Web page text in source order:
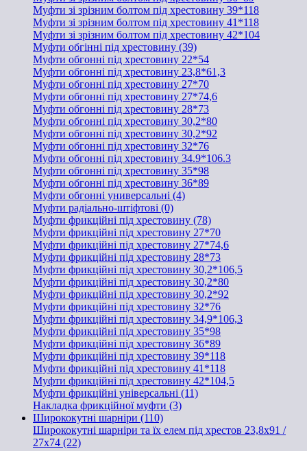
Муфти зі зрізним болтом під хрестовину 39*118
Муфти зі зрізним болтом під хрестовину 41*118
Муфти зі зрізним болтом під хрестовину 42*104
Муфти обгінні під хрестовину (39)
Муфти обгонні під хрестовину 22*54
Муфти обгонні під хрестовину 23,8*61,3
Муфти обгонні під хрестовину 27*70
Муфти обгонні під хрестовину 27*74,6
Муфти обгонні під хрестовину 28*73
Муфти обгонні під хрестовину 30,2*80
Муфти обгонні під хрестовину 30,2*92
Муфти обгонні під хрестовину 32*76
Муфти обгонні під хрестовину 34.9*106.3
Муфти обгонні під хрестовину 35*98
Муфти обгонні під хрестовину 36*89
Муфти обгонні универсальні (4)
Муфти радіально-штіфтові (0)
Муфти фрикційні під хрестовину (78)
Муфти фрикційні під хрестовину 27*70
Муфти фрикційні під хрестовину 27*74,6
Муфти фрикційні під хрестовину 28*73
Муфти фрикційні під хрестовину 30,2*106,5
Муфти фрикційні під хрестовину 30,2*80
Муфти фрикційні під хрестовину 30,2*92
Муфти фрикційні під хрестовину 32*76
Муфти фрикційні під хрестовину 34,9*106,3
Муфти фрикційні під хрестовину 35*98
Муфти фрикційні під хрестовину 36*89
Муфти фрикційні під хрестовину 39*118
Муфти фрикційні під хрестовину 41*118
Муфти фрикційні під хрестовину 42*104,5
Муфти фрикційні універсальні (11)
Накладка фрикційної муфти (3)
Ширококутні шарніри (110)
Ширококутні шарніри та їх елем під хрестов 23,8х91 /
27x74 (22)